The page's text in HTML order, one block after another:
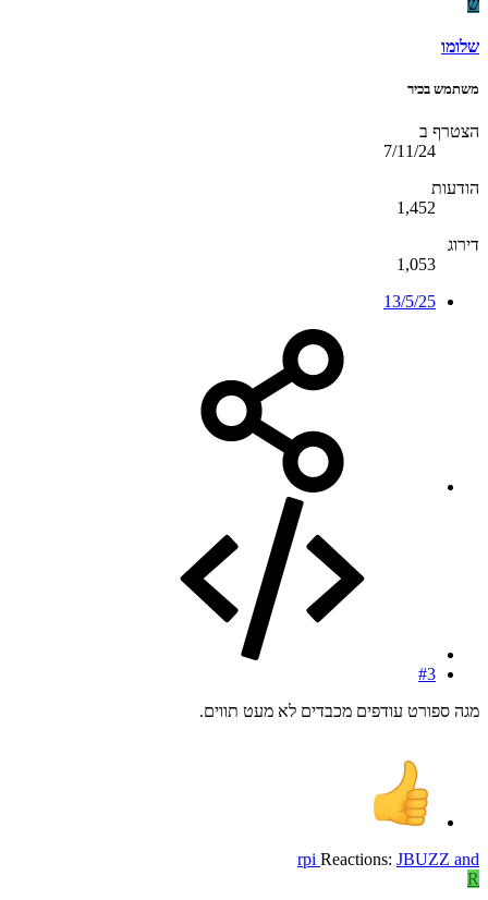
שלומו
משתמש בכיר
הצטרף ב
7/11/24
הודעות
1,452
דירוג
1,053
13/5/25
#3
מגה ספורט עודפים מכבדים לא מעט תווים.
Reactions: JBUZZ and
rpi
R